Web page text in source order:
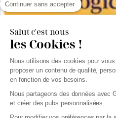
Continuer sans accepter
Salut c'est nous
les Cookies !
Nous utilisons des cookies pour vous
proposer un contenu de qualité,
en fonction de vos besoins.
Nous partageons des données avec
et créer des pubs personnalisées.
Logiciel comptable
Top 10 - Meilleurs